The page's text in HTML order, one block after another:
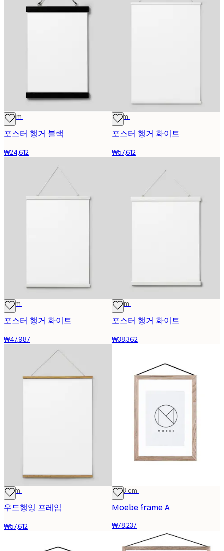
22 cm
포스터 행거 블랙
₩24,612
71 cm
포스터 행거 화이트
₩57,612
51 cm
포스터 행거 화이트
₩47,987
41 cm
포스터 행거 화이트
₩38,362
71 cm
우드행잉 프레임
₩57,612
13x18 cm
Moebe frame A
₩78,237